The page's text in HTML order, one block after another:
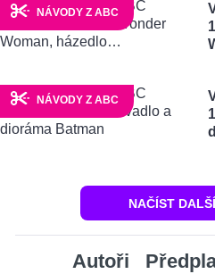
NÁVODY Z ABC
NÁVODY Z ABC
NAČÍST
Autoři